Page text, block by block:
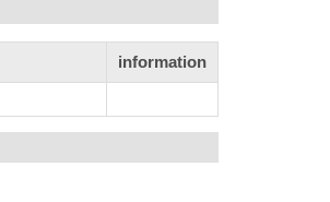
information